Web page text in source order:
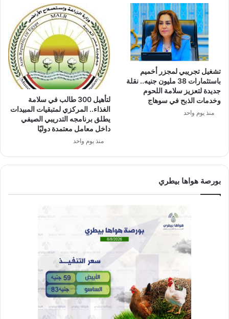
تشغيل تجريبي لمجزر أخميم
باستثمارات 38 مليون جنيه.. نقلة
جديدة لتعزيز سلامة اللحوم
وخدمات الذبح في سوهاج
منذ يوم واحد
لتأهيل 300 طالب في سلامة
الغذاء.. المركزي لمتبقيات المبيدات
يطلق برنامجه التدريبي الصيفي
داخل معامل معتمدة دوليًا
منذ يوم واحد
بورصة هواها بيطري